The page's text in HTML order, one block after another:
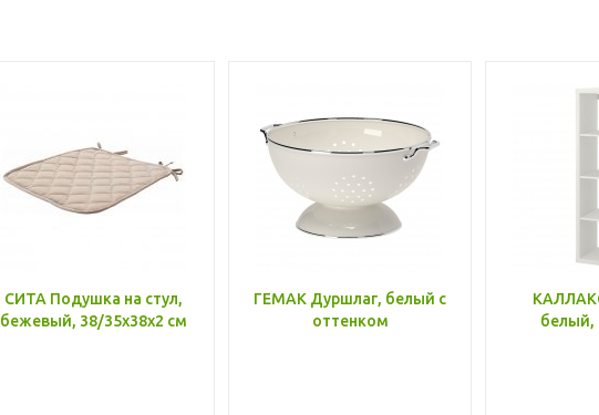
СИТА Подушка на стул,
бежевый, 38/35x38x2 см
ГЕМАК Дуршлаг, белый с
оттенком
белый,